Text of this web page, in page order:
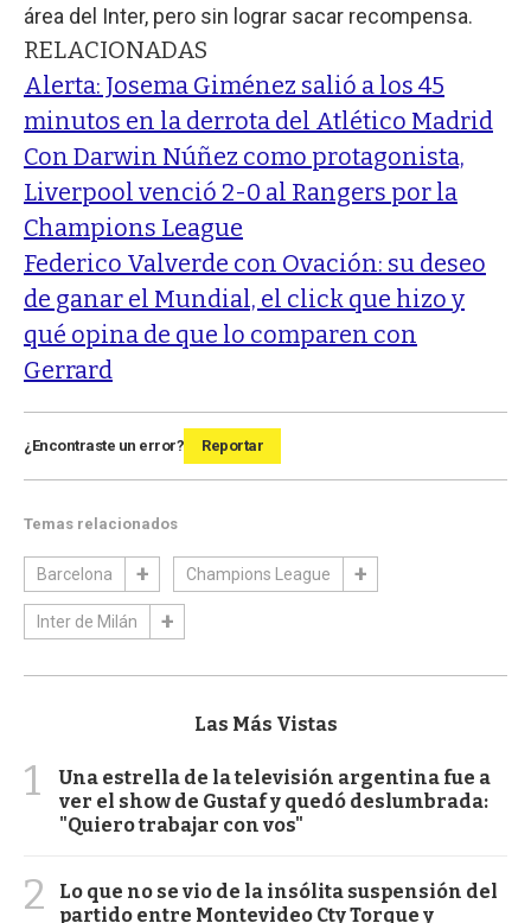
área del Inter, pero sin lograr sacar recompensa.
RELACIONADAS
Alerta: Josema Giménez salió a los 45
minutos en la derrota del Atlético Madrid
Con Darwin Núñez como protagonista,
Liverpool venció 2-0 al Rangers por la
Champions League
Federico Valverde con Ovación: su deseo
de ganar el Mundial, el click que hizo y
qué opina de que lo comparen con
Gerrard
¿Encontraste un error? Reportar
Temas relacionados
Barcelona Champions League
Inter de Milán
Las Más Vistas
1
Una estrella de la televisión argentina fue a
ver el show de Gustaf y quedó deslumbrada:
"Quiero trabajar con vos"
2
Lo que no se vio de la insólita suspensión del
partido entre Montevideo Cty Torque y